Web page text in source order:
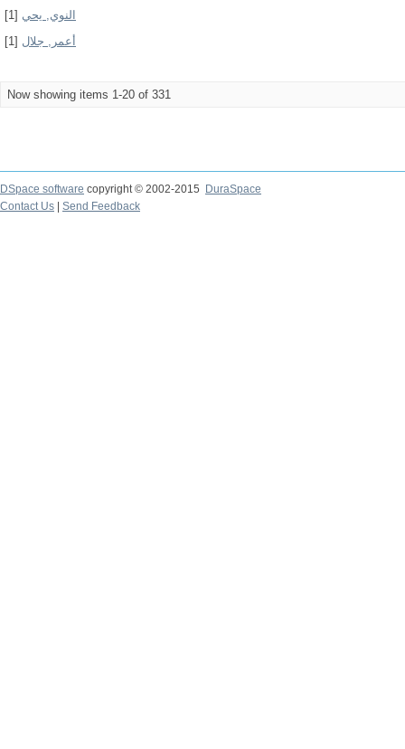
النوي, يحي [1]
أعمر, جلال [1]
Now showing items 1-20 of 331
DSpace software copyright © 2002-2015
DuraSpace
Contact Us
Send Feedback